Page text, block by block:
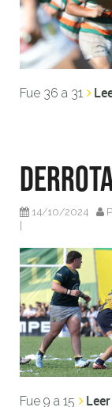
Fue 36 a 31
14/10/2024
Fue 9 a 15